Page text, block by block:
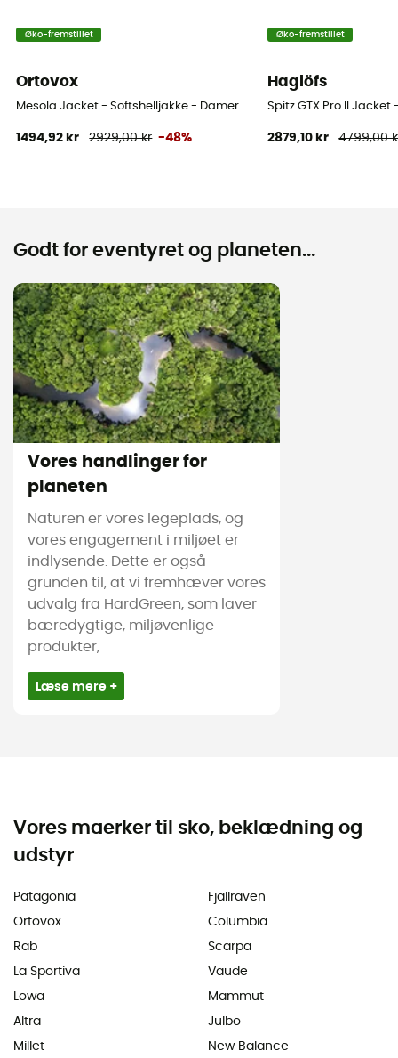
Øko-fremstillet
Ortovox
Mesola Jacket - Softshelljakke - Damer
1494,92 kr 2929,00 kr -48%
Øko-fremstillet
Haglöfs
Spitz GTX Pro II
2879,10 kr 4799,00
Godt for eventyret og planeten...
Vores handlinger for
planeten
Naturen er vores legeplads, og
vores engagement i miljøet er
indlysende. Dette er også
grunden til, at vi fremhæver vores
udvalg fra HardGreen, som laver
bæredygtige, miljøvenlige
produkter,
Læse mere +
Vores maerker til sko, beklædning og
udstyr
Patagonia
Ortovox
Rab
La Sportiva
Lowa
Altra
Millet
Fjällräven
Columbia
Scarpa
Vaude
Mammut
Julbo
New Balance